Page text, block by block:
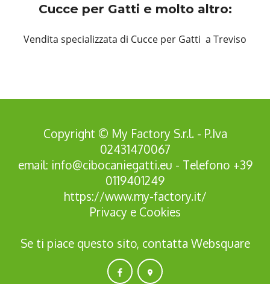
Cucce per Gatti e molto altro:
Vendita specializzata di Cucce per Gatti a Treviso
Copyright © My Factory S.r.l. - P.Iva
02431470067
email: info@cibocaniegatti.eu - Telefono +39
0119401249
https://www.my-factory.it/
Privacy e Cookies
Se ti piace questo sito, contatta Websquare